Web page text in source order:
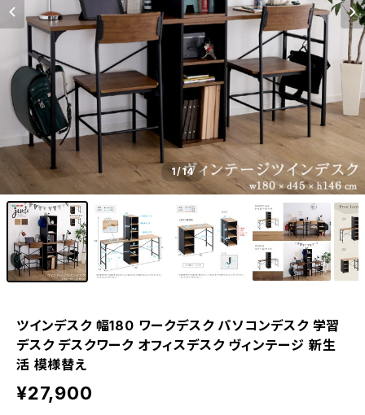
1/14
ツインデスク 幅180 ワークデスク パソコンデスク 学習
デスク デスクワーク オフィスデスク ヴィンテージ 新生
活 模様替え
¥27,900